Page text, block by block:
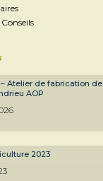
Atelier de fabrication de
AOP
2023